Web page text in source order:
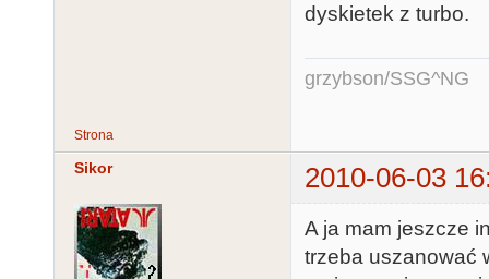
dyskietek z turbo.
grzybson/SSG^NG
Strona
Sikor 2010-06-03
A ja mam jeszcze
trzeba uszanować